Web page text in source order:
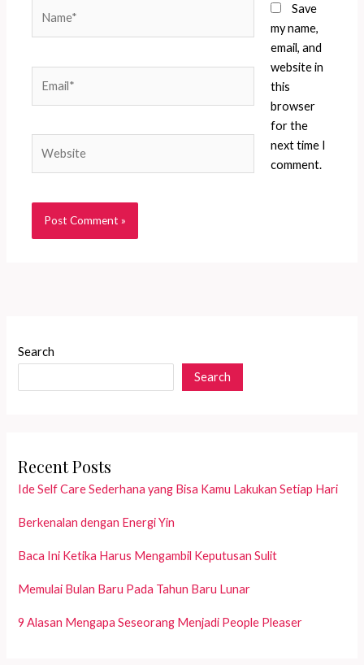
Save
my name,
email, and
website in
this
browser
for the
next time I
comment.
Search
Search
Recent Posts
Ide Self Care Sederhana yang Bisa Kamu Lakukan Setiap Hari
Berkenalan dengan Energi Yin
Baca Ini Ketika Harus Mengambil Keputusan Sulit
Memulai Bulan Baru Pada Tahun Baru Lunar
9 Alasan Mengapa Seseorang Menjadi People Pleaser